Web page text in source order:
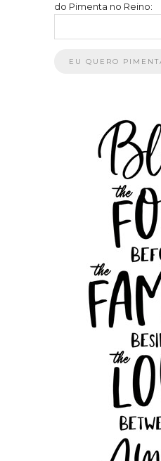
do Pimenta no Reino: